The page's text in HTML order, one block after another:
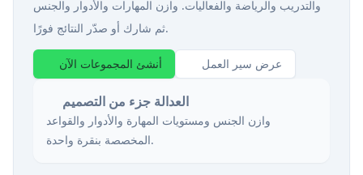
والتدريب والرياضة والفعاليات. وازن المهارات والأدوار والجنس
ثم شارك أو صدّر النتائج فورًا.
أنشئ المجموعات الآن عرض سير العمل
العدالة جزء من التصميم
وازن الجنس ومستويات المهارة والأدوار والقواعد
المخصصة بنقرة واحدة.